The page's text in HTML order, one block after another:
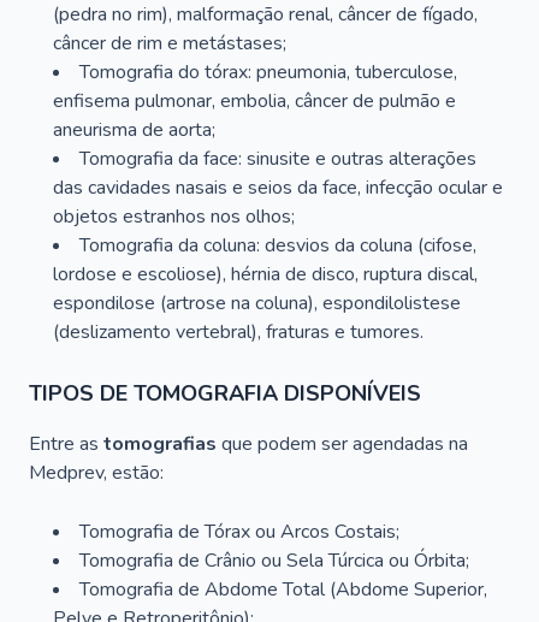
(pedra no rim), malformação renal, câncer de fígado,
câncer de rim e metástases;
Tomografia do tórax: pneumonia, tuberculose,
enfisema pulmonar, embolia, câncer de pulmão e
aneurisma de aorta;
Tomografia da face: sinusite e outras alterações
das cavidades nasais e seios da face, infecção ocular e
objetos estranhos nos olhos;
Tomografia da coluna: desvios da coluna (cifose,
lordose e escoliose), hérnia de disco, ruptura discal,
espondilose (artrose na coluna), espondilolistese
(deslizamento vertebral), fraturas e tumores.
TIPOS DE TOMOGRAFIA DISPONÍVEIS
Entre as tomografias que podem ser agendadas na
Medprev, estão:
Tomografia de Tórax ou Arcos Costais;
Tomografia de Crânio ou Sela Túrcica ou Órbita;
Tomografia de Abdome Total (Abdome Superior,